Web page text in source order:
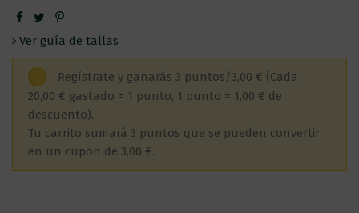
Ver guía de tallas
Regístrate y ganarás 3 puntos/3,00 € (Cada
20,00 € gastado = 1 punto, 1 punto = 1,00 € de
descuento).
Tu carrito sumará 3 puntos que se pueden convertir
en un cupón de 3,00 €.